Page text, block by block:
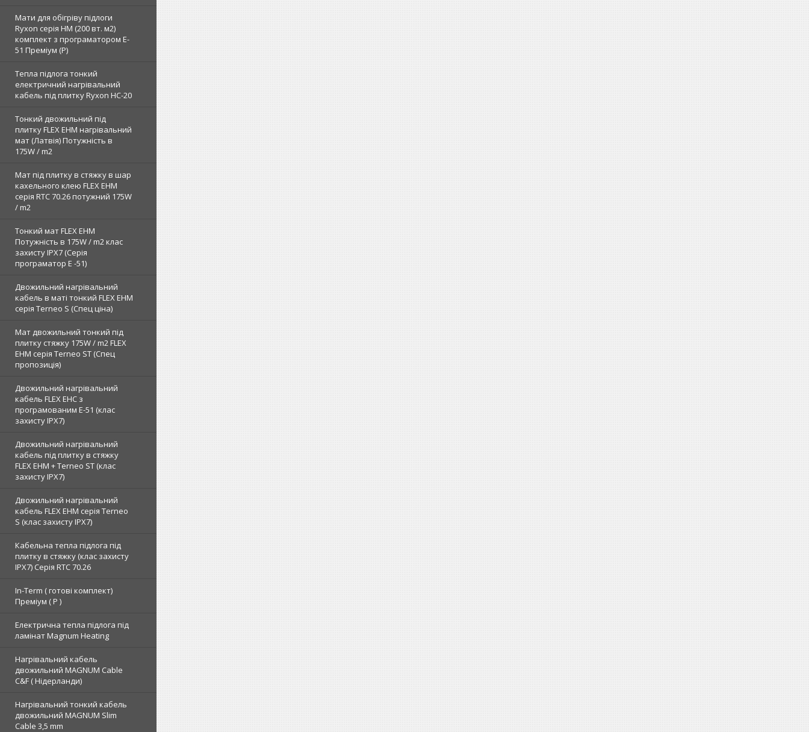
Мати для обігріву підлоги
Ryxon серія НМ (200 вт. м2)
комплект з програматором E-
51 Преміум (Р)
Тепла підлога тонкий
електричний нагрівальний
кабель під плитку Ryxon HC-20
Тонкий двожильний під
плитку FLEX EHM нагрівальний
мат (Латвія) Потужність в
175W / m2
Мат під плитку в стяжку в шар
кахельного клею FLEX EHM
серія RTC 70.26 потужний 175W
/ m2
Тонкий мат FLEX EHM
Потужність в 175W / m2 клас
захисту IPX7 (Серія
програматор Е -51)
Двожильний нагрівальний
кабель в маті тонкий FLEX EHM
серія Terneo S (Спец ціна)
Мат двожильний тонкий під
плитку стяжку 175W / m2 FLEX
EHM серія Terneo SТ (Спец
пропозиція)
Двожильний нагрівальний
кабель FLEX EHС з
програмованим E-51 (клас
захисту IPX7)
Двожильний нагрівальний
кабель під плитку в стяжку
FLEX EHM + Terneo ST (клас
захисту IPX7)
Двожильний нагрівальний
кабель FLEX EHM серія Terneo
S (клас захисту IPX7)
Кабельна тепла підлога під
плитку в стяжку (клас захисту
IPX7) Серія RTC 70.26
In-Term ( готові комплект)
Преміум ( Р )
Електрична тепла підлога під
ламінат Magnum Heating
Нагрівальний кабель
двожильний MAGNUM Cable
C&F ( Нідерланди)
Нагрівальний тонкий кабель
двожильний MAGNUM Slim
Cable 3,5 mm